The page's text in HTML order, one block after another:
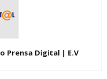
Prensa Digital | E.V